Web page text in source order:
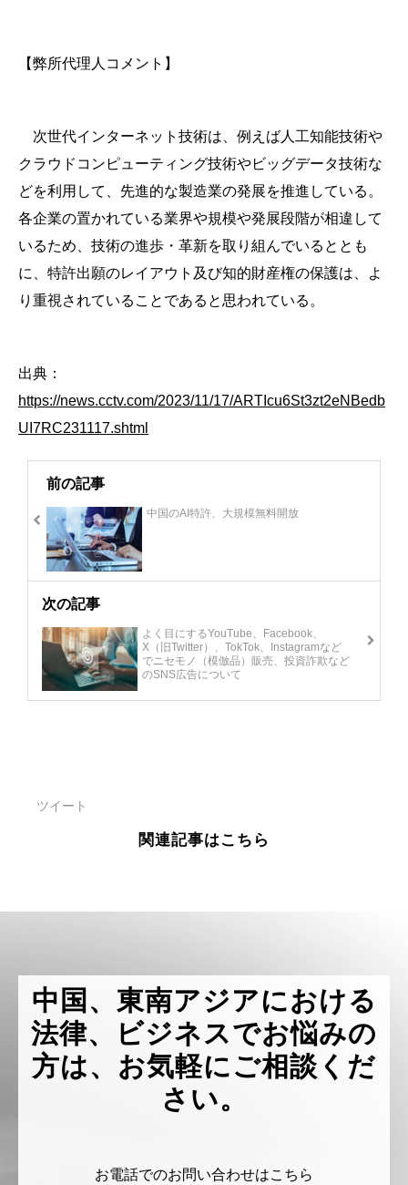
【弊所代理人コメント】
次世代インターネット技術は、例えば人工知能技術や
クラウドコンピューティング技術やビッグデータ技術な
どを利用して、先進的な製造業の発展を推進している。
各企業の置かれている業界や規模や発展段階が相違して
いるため、技術の進歩・革新を取り組んでいるととも
に、特許出願のレイアウト及び知的財産権の保護は、よ
り重視されていることであると思われている。
出典：
https://news.cctv.com/2023/11/17/ARTIcu6St3zt2eNBedb
UI7RC231117.shtml
前の記事
中国のAI特許、大規模無料開放
次の記事
よく目にするYouTube、Facebook、
X（旧Twitter）、TokTok、Instagramなど
でニセモノ（模倣品）販売、投資詐欺など
のSNS広告について
ツイート
関連記事はこちら
中国、東南アジアにおける
法律、ビジネスでお悩みの
方は、お気軽にご相談くだ
さい。
お電話でのお問い合わせはこちら